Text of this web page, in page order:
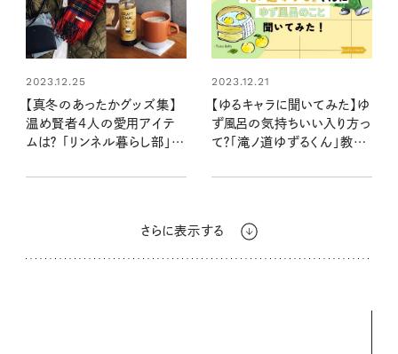
2023.12.25
【真冬のあったかグッズ集】
温め賢者4人の愛用アイテ
ムは？ 「リンネル暮らし部」メ
2023.12.21
【ゆるキャラに聞いてみた】ゆ
ず風呂の気持ちいい入り方っ
て？「滝ノ道ゆずるくん」教え
さらに表示する